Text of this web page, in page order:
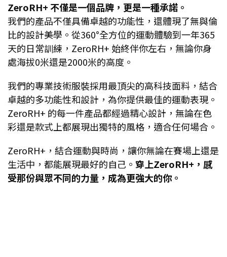
ZeroRH+ 不僅是一個品牌，更是一種承諾。
我們的產品不僅具備卓越的功能性，還體現了無與倫
比的設計美學。從360°全方位的運動體驗到一年365
天的日常訓練，ZeroRH+ 始終伴你左右，無論你身
處海拔0米還是2000米的高度。
我們的專業技術服裝採用最頂尖的高科技面料，結合
卓越的多功能性和設計，為你提供最佳的運動表現。
ZeroRH+ 的每一件產品都經過精心設計，無論在色
彩還是款式上都展現出獨特的風格，適合任何場合。
ZeroRH+，結合運動與時尚，讓你無論在賽場上還是
生活中，都能展現最好的自己。 穿上ZeroRH+，感
受那份與眾不同的力量，成為更強大的你。